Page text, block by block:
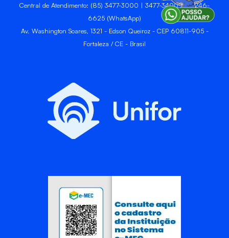
Central de Atendimento: (85) 3477-3000 | 3477-3400 | 99246-
6625 (WhatsApp)
Av. Washington Soares, 1321 - Edson Queiroz - CEP 60811-905 -
Fortaleza / CE - Brasil